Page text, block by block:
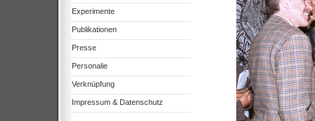
Experimente
Publikationen
Presse
Personalie
Verknüpfung
Impressum & Datenschutz